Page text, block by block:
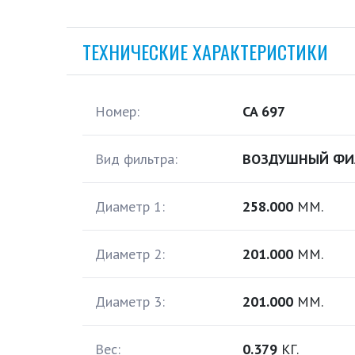
ТЕХНИЧЕСКИЕ ХАРАКТЕРИСТИКИ
Номер: CA 697
Вид фильтра: ВОЗДУШНЫЙ
Диаметр 1: 258.000 ММ.
Диаметр 2: 201.000 ММ.
Диаметр 3: 201.000 ММ.
Вес: 0.379 КГ.